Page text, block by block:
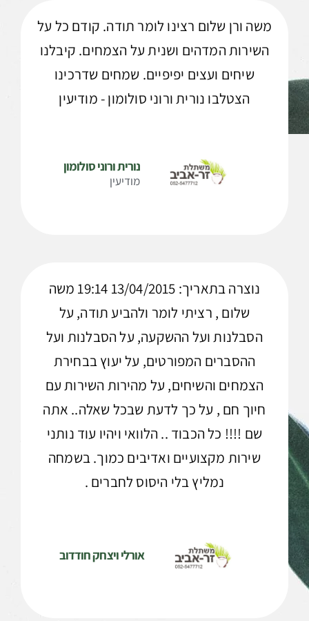
משה ורן שלום רצינו לומר תודה. קודם כל על
השירות המדהים ושנית על הצמחים. קיבלנו
שיחים ועצים יפיפיים. שמחים שדרכינו
הצטלבו נורית ורוני סולומון - מודיעין
נורית ורוני סולומון
מודיעין
נוצרה בתאריך: 13/04/2015 19:14 משה
שלום , רציתי לומר ולהביע תודה, על
הסבלנות ועל ההשקעה, על הסבלנות ועל
ההסברים המפורטים, על יעוץ בבחירת
הצמחים והשיחים, על מהירות השירות עם
חיוך חם , על כך לדעת שבכל שאלה.. אתה
שם !!!! כל הכבוד .. הלוואי ויהיו עוד נותני
שירות מקצועיים ואדיבים כמוך. בשמחה
נמליץ בלי היסוס לחברים .
אורלי ויצחק חודדוב